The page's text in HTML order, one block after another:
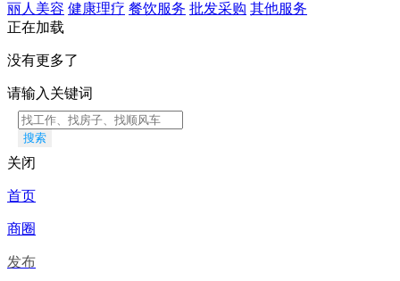
丽人美容 健康理疗 餐饮服务 批发采购 其他服务
正在加载
没有更多了
请输入关键词
搜索
关闭
首页
商圈
发布